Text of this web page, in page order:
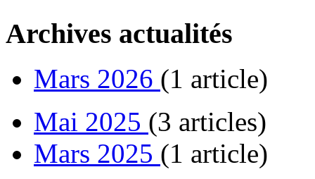
Archives actualités
Mars 2026 (1 article)
Mai 2025 (3 articles)
Mars 2025 (1 article)